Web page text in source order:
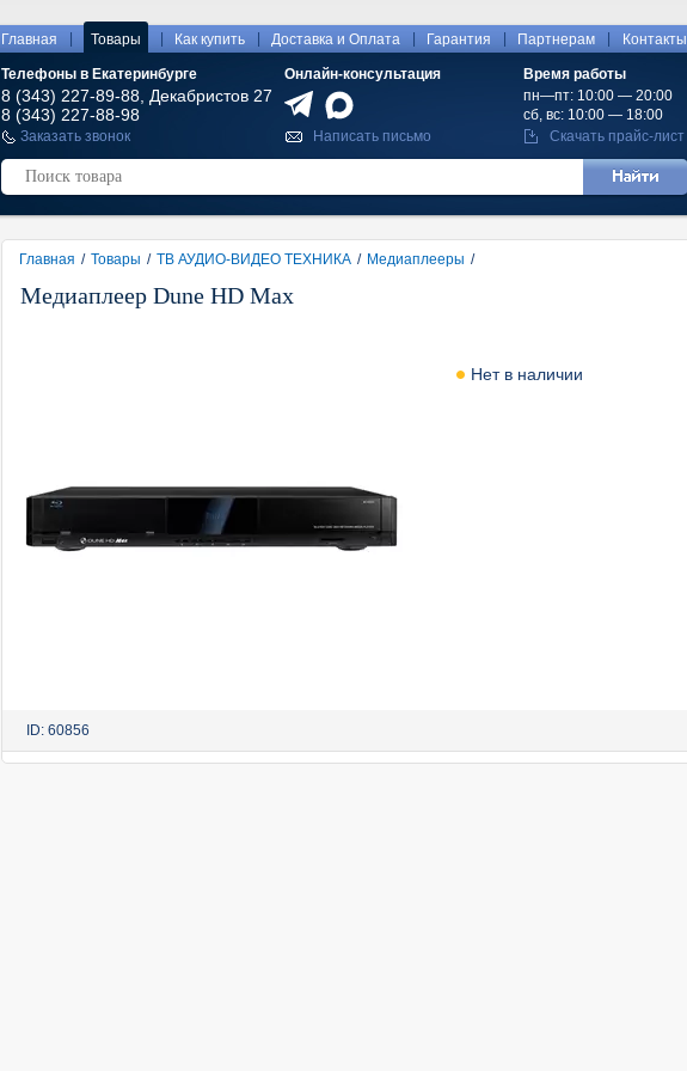
Главная Товары Как купить Доставка и Оплата Гарантия Партнерам Контакты
Телефоны в Екатеринбурге
8 (343) 227-89-88, Декабристов 27
8 (343) 227-88-98
Онлайн-консультация
Время работы
пн—пт: 10:00 — 20:00
сб, вс: 10:00 — 18:00
Заказать звонок
Написать письмо Скачать прайс-лист
Главная / Товары / ТВ АУДИО-ВИДЕО ТЕХНИКА / Медиаплееры /
Медиаплеер Dune HD Max
Нет в наличии
ID: 60856